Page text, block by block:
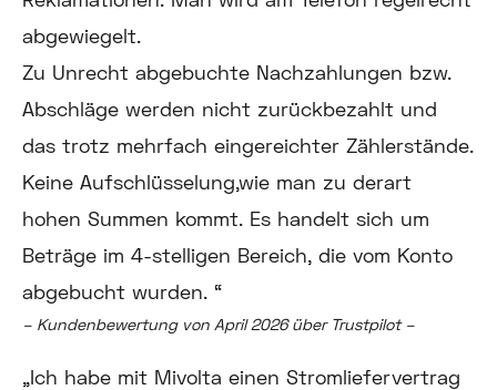
abgewiegelt.
Zu Unrecht abgebuchte Nachzahlungen bzw.
Abschläge werden nicht zurückbezahlt und
das trotz mehrfach eingereichter Zählerstände.
Keine Aufschlüsselung,wie man zu derart
hohen Summen kommt. Es handelt sich um
Beträge im 4-stelligen Bereich, die vom Konto
abgebucht wurden. “
– Kundenbewertung von April 2026 über Trustpilot –
„Ich habe mit Mivolta einen Stromliefervertrag